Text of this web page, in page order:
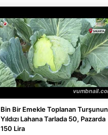
Bin Bir Emekle Toplanan Turşunun
Yıldızı Lahana Tarlada 50, Pazarda
150 Lira